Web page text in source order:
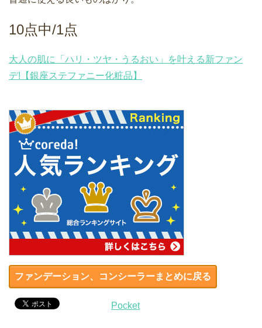
10点中/1点
大人の肌に「ハリ・ツヤ・うるおい」を叶える新ファン
デ!【銀座ステファニー化粧品】
ファンデーション、コンシーラーまとめに戻る
Pocket